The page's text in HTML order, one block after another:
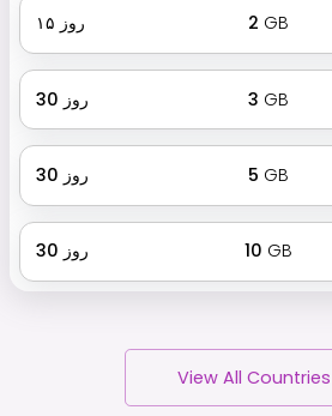
۱۵ روز 2 GB
30 روز 3 GB
30 روز 5 GB
30 روز 10 GB
View All Countries